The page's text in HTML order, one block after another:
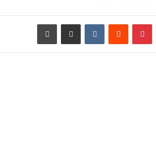
بينتيريست مشاركة عبر البريد طباعة